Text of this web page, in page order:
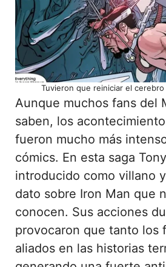
Tuvieron que reiniciar el
Aunque muchos fans del
saben, los
fueron mucho más
cómics. En esta saga
introducido como villano
dato sobre Iron Man que
conocen. Sus acciones
provocaron que tanto los
aliados en las historias